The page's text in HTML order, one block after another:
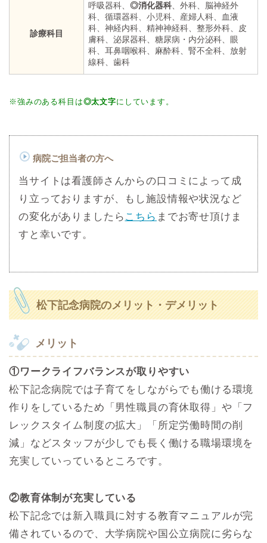
診療科目
呼吸器科、 ◎消化器科、外科、脳神経外
科、循環器科、小児科、産婦人科、血液
科、神経内科、精神神経科、整形外科、皮
膚科、泌尿器科、糖尿病・内分泌科、眼
科、耳鼻咽喉科、麻酔科、腎不全科、放射
線科、歯科
※強みのある科目は◎太文字にしています。
病院ご担当者の方へ
当サイトは看護師さんからの口コミによって成
り立っておりますが、もし施設情報や状況など
の変化がありましたら こちら までお寄せ頂けま
すと幸いです。
松下記念病院のメリット・デメリット
メリット
①ワークライフバランスが取りやすい
松下記念病院では子育てをしながらでも働ける環境
作りをしているため「男性職員の育休取得」や「フ
レックスタイム制度の拡大」「所定労働時間の削
減」などスタッフが少しでも長く働ける職場環境を
充実していっているところです。
②教育体制が充実している
松下記念では新入職員に対する教育マニュアルが完
備されているので、大学病院や国公立病院に劣らな